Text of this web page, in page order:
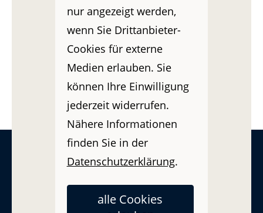
nur angezeigt werden,
wenn Sie Drittanbieter-
Cookies für externe
Medien erlauben. Sie
können Ihre Einwilligung
jederzeit widerrufen.
Nähere Informationen
finden Sie in der
Datenschutzerklärung.
alle Cookies
Hier treffen alle Testsieger-Leistungen auf den
Betriebshaftpflicht-Vergleicher